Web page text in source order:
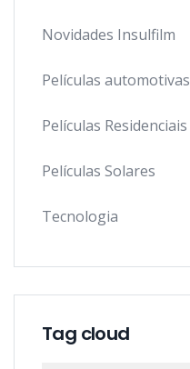
Novidades Insulfilm
Películas automotivas
Películas Residenciais
Películas Solares
Tecnologia
Tag cloud